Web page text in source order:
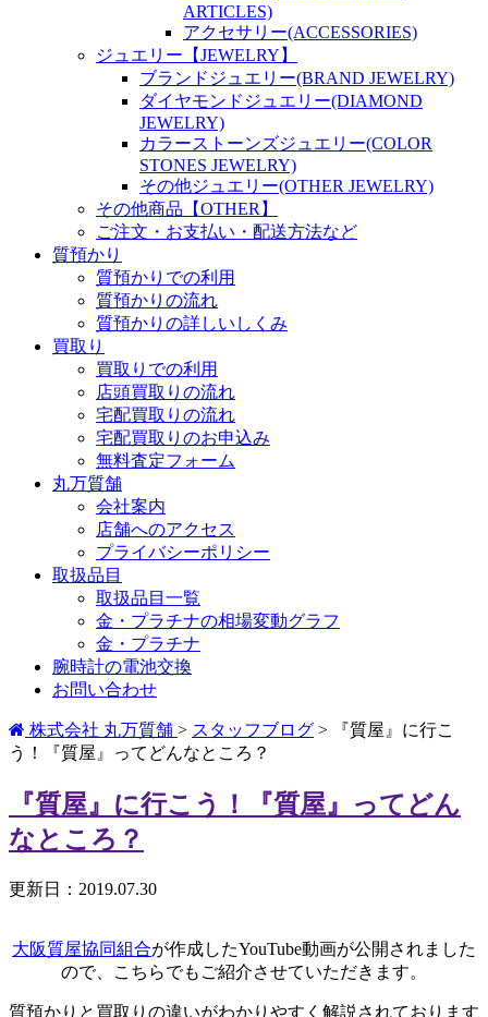
ARTICLES)
アクセサリー(ACCESSORIES)
ジュエリー【JEWELRY】
ブランドジュエリー(BRAND JEWELRY)
ダイヤモンドジュエリー(DIAMOND
JEWELRY)
カラーストーンズジュエリー(COLOR
STONES JEWELRY)
その他ジュエリー(OTHER JEWELRY)
その他商品【OTHER】
ご注文・お支払い・配送方法など
質預かり
質預かりでの利用
質預かりの流れ
質預かりの詳しいしくみ
買取り
買取りでの利用
店頭買取りの流れ
宅配買取りの流れ
宅配買取りのお申込み
無料査定フォーム
丸万質舗
会社案内
店舗へのアクセス
プライバシーポリシー
取扱品目
取扱品目一覧
金・プラチナの相場変動グラフ
金・プラチナ
腕時計の電池交換
お問い合わせ
株式会社 丸万質舗 > スタッフブログ >
『質屋』に行こ
う！『質屋』ってどんなところ？
『質屋』に行こう！『質屋』ってどん
なところ？
更新日：2019.07.30
大阪質屋協同組合が作成したYouTube動画が公開されました
ので、こちらでもご紹介させていただきます。
質預かりと買取りの違いがわかりやすく解説されております